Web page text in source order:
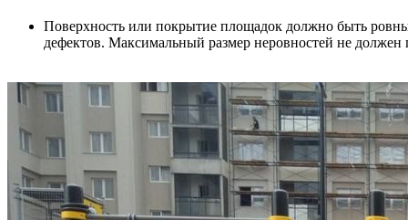
Поверхность или покрытие площадок должно быть
дефектов. Максимальный размер неровностей не